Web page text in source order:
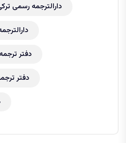
دارالترجمه رسمی
دفتر
دفتر